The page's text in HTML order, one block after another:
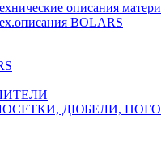
описания
BOLARS
ДЮБЕЛИ,